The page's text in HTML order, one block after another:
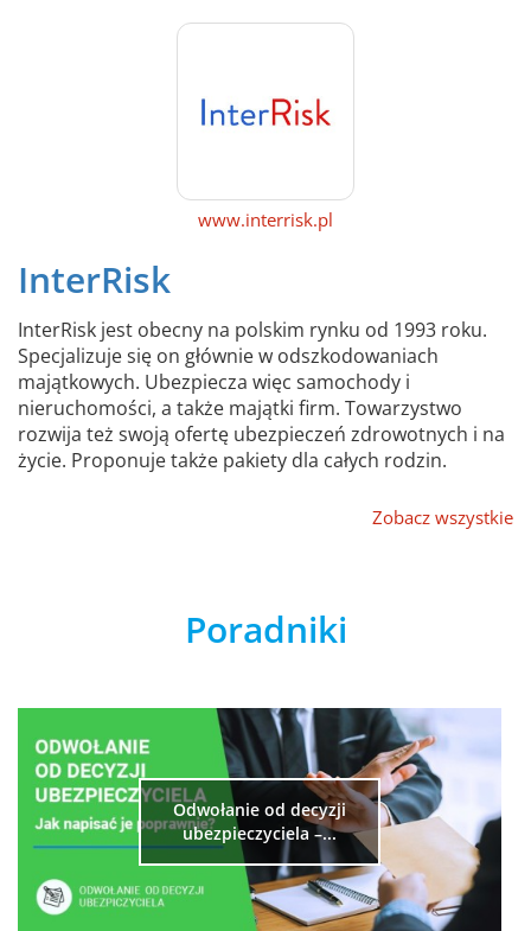
www.interrisk.pl
InterRisk
InterRisk jest obecny na polskim rynku od 1993 roku.
Specjalizuje się on głównie w odszkodowaniach
majątkowych. Ubezpiecza więc samochody i
nieruchomości, a także majątki firm. Towarzystwo
rozwija też swoją ofertę ubezpieczeń zdrowotnych i na
życie. Proponuje także pakiety dla całych rodzin.
Zobacz wszystkie
Poradniki
Odwołanie od decyzji
ubezpieczyciela –...